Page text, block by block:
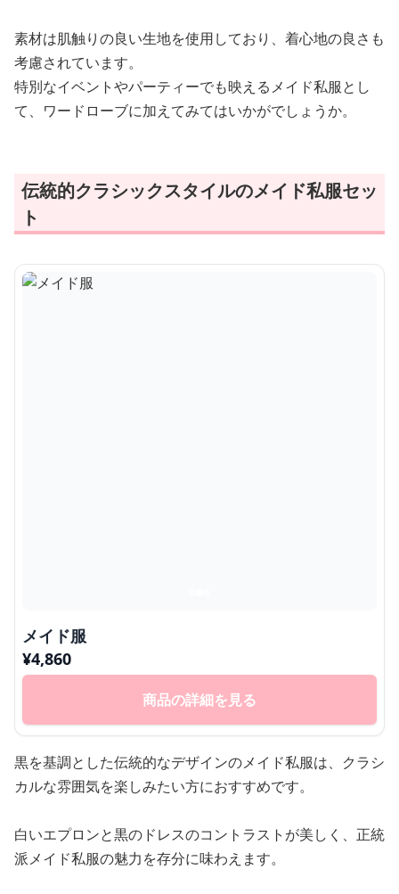
素材は肌触りの良い生地を使用しており、着心地の良さも
考慮されています。
特別なイベントやパーティーでも映えるメイド私服とし
て、ワードローブに加えてみてはいかがでしょうか。
伝統的クラシックスタイルのメイド私服セッ
ト
メイド服
¥4,860
商品の詳細を見る
黒を基調とした伝統的なデザインのメイド私服は、クラシ
カルな雰囲気を楽しみたい方におすすめです。
白いエプロンと黒のドレスのコントラストが美しく、正統
派メイド私服の魅力を存分に味わえます。